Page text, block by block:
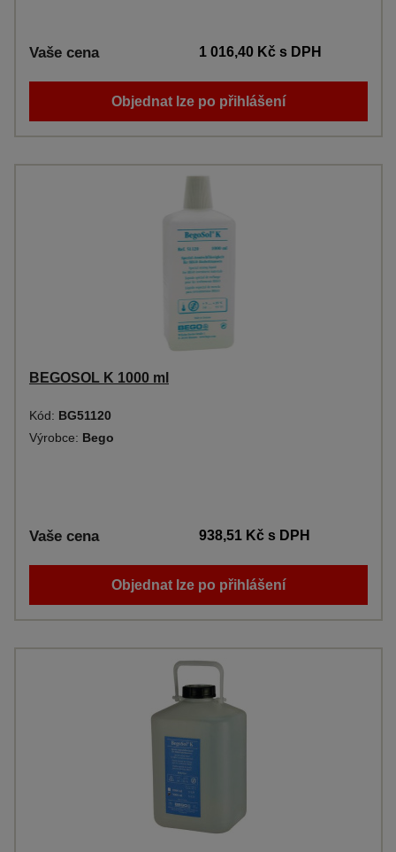
Vaše cena 1 016,40 Kčs DPH
Objednat lze po přihlášení
BEGOSOL K 1000 ml
Kód: BG51120
Výrobce: Bego
Vaše cena 938,51 Kčs DPH
Objednat lze po přihlášení